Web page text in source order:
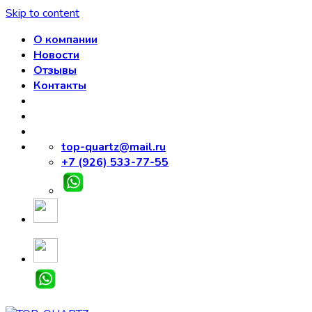
Skip to content
О компании
Новости
Отзывы
Контакты
top-quartz@mail.ru
+7 (926) 533-77-55